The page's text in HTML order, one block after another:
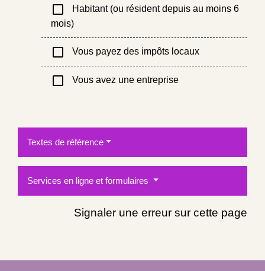
check_box_outline_blank
Habitant (ou résident depuis au moins 6
mois)
check_box_outline_blank Vous payez des impôts locaux
check_box_outline_blank Vous avez une entreprise
Textes de référence
Services en ligne et formulaires
Signaler une erreur sur cette page